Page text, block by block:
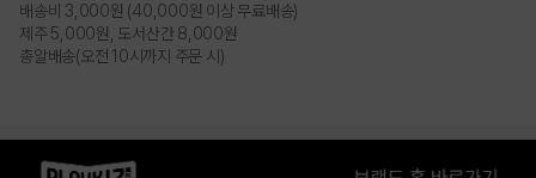
PRODUCT VIEW
배송비 3,000원 (40,000원 이상 무료배송)
제주 5,000원, 도서산간 8,000원
총알배송(오전 10시까지 주문 시)